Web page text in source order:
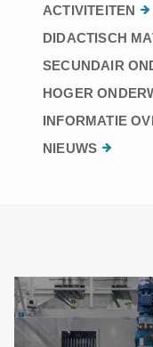
ACTIVITEITEN
DIDACTISCH
SECUNDAIR
HOGER
INFORMATIE
NIEUWS